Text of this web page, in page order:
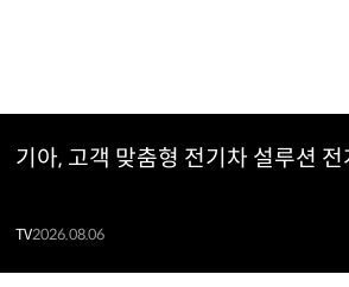
기아, 고객 맞춤형 전기차 설루션 전
TV2026.08.06